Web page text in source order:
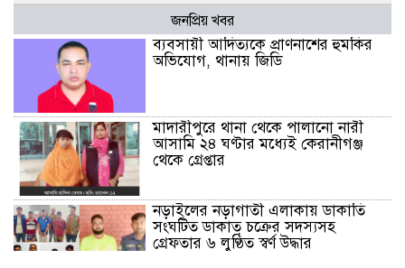
জনপ্রিয় খবর
ব্যবসায়ী আদিত্যকে প্রাণনাশের হুমকির
অভিযোগ, থানায় জিডি
মাদারীপুরে থানা থেকে পালানো নারী
আসামি ২৪ ঘণ্টার মধ্যেই কেরানীগঞ্জ
থেকে গ্রেপ্তার
নড়াইলের নড়াগাতী এলাকায় ডাকাতি
সংঘটিত ডাকাত চক্রের সদস্যসহ
গ্রেফতার ৬ লুণ্ঠিত স্বর্ণ উদ্ধার